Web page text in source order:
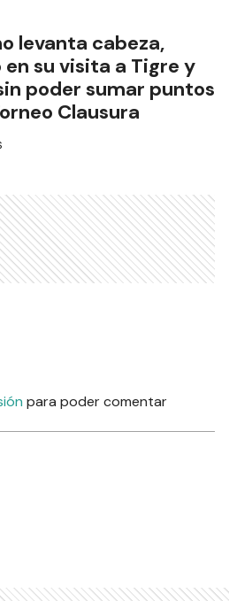
levanta cabeza,
su visita a Tigre y
poder sumar puntos
Clausura
para poder comentar